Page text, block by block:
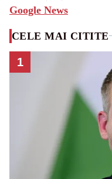
Google News
CELE MAI CITITE
1